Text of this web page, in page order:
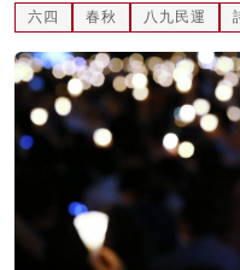
灼見活動
關於我們
六四 春秋 八九民運